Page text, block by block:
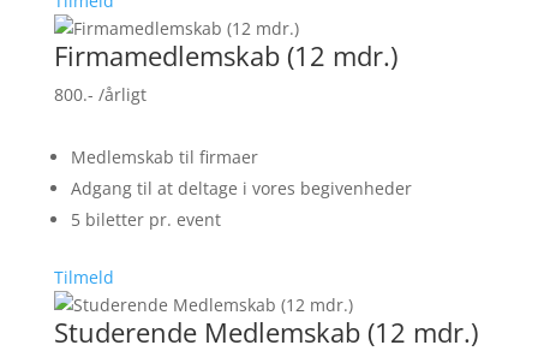
Firmamedlemskab (12 mdr.)
800.- /årligt
Medlemskab til firmaer
Adgang til at deltage i vores begivenheder
5 biletter pr. event
Tilmeld
Studerende Medlemskab (12 mdr.)